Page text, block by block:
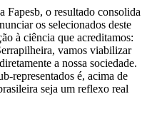
Fapesb, o resultado consolida
os selecionados deste
à ciência que acreditamos:
vamos viabilizar
a nossa sociedade.
representados é, acima de
seja um reflexo real